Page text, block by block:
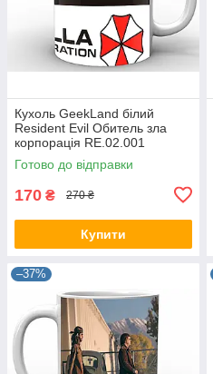
Кухоль GeekLand білий
Resident Evil Обитель зла
корпорація RE.02.001
Готово до відправки
170 ₴ 270 ₴
Купити
–37%